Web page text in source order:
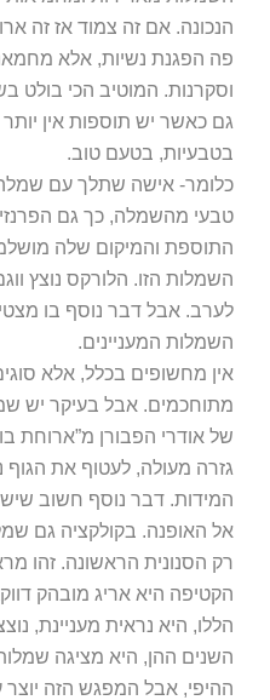
הנכונה. אם זה צמוד אז זה
פה הפגנת נשיות, אלא
וסקרנות. המוטיב הכי בולט
גם כאשר יש תוספות אין
בטבעיות, בטעם טוב.
כלומר- אישה שתלך עם שמלה
טבעי מהשמלה, כך גם
התוספת והמיקום שלה
השמלות הזו. הלורקס נוצץ
לערב. אבל דבר נוסף בו
השמלות המעניינים.
אין מחשופים בכלל, אלא
מתוחכמים. אבל בעיקר יש
של אודרי הפבורן מ”ארוחת
גזרה מעולה, לעטוף את הגוף
המידות. דבר נוסף חשוב שיש
אל האופנה. בקולקציה גם
רק הסנונית הראשונה. זהו
הקטיפה היא אריג מובהק
הללו, היא נראית מעניינת,
השנים ההן, היא מציגה
ההיפי, אבל המפגש הזה יוצר